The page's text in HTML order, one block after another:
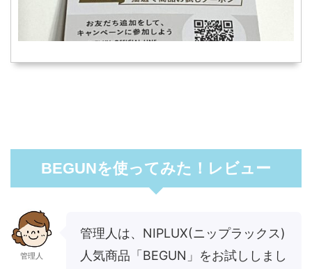
BEGUNを使ってみた！レビュー
管理人
管理人は、NIPLUX(ニップラックス)
人気商品「BEGUN」をお試ししまし